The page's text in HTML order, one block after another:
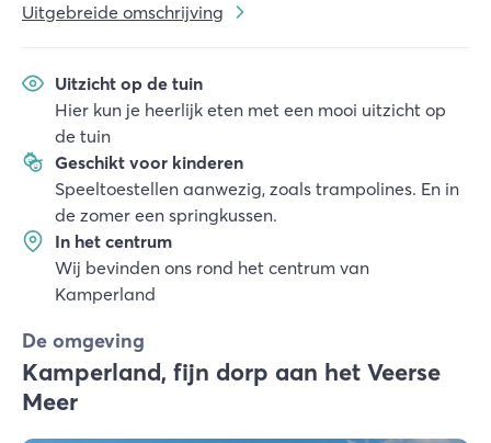
Uitgebreide omschrijving
Uitzicht op de tuin
Hier kun je heerlijk eten met een mooi uitzicht op
de tuin
Geschikt voor kinderen
Speeltoestellen aanwezig, zoals trampolines. En in
de zomer een springkussen.
In het centrum
Wij bevinden ons rond het centrum van
Kamperland
De omgeving
Kamperland, fijn dorp aan het Veerse
Meer